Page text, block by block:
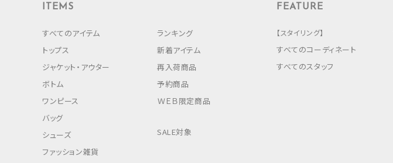
ITEMS
すべてのアイテム
トップス
ジャケット・アウター
ボトム
ワンピース
バッグ
シューズ
ファッション雑貨
ランキング
新着アイテム
再入荷商品
予約商品
ＷＥＢ限定商品
SALE対象
FEATURE
【スタイリング】
すべてのコーディネート
すべてのスタッフ